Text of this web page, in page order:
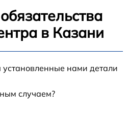
в Казани
установленные нами детали
случаем?